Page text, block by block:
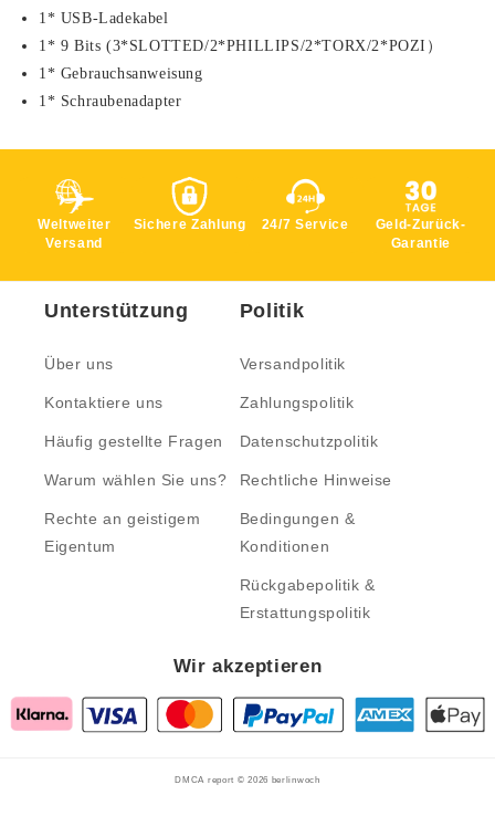
1* USB-Ladekabel
1* 9 Bits (3*SLOTTED/2*PHILLIPS/2*TORX/2*POZI）
1* Gebrauchsanweisung
1* Schraubenadapter
Weltweiter
Versand
Sichere Zahlung 24/7 Service
Geld-Zurück-
Garantie
Unterstützung
Über uns
Kontaktiere uns
Häufig gestellte Fragen
Warum wählen Sie uns?
Rechte an geistigem
Eigentum
Politik
Versandpolitik
Zahlungspolitik
Datenschutzpolitik
Rechtliche Hinweise
Bedingungen &
Konditionen
Rückgabepolitik &
Erstattungspolitik
Wir akzeptieren
DMCA report © 2026 berlinwoch